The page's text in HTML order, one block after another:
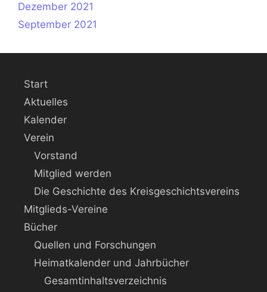
Dezember 2021
September 2021
Start
Aktuelles
Kalender
Verein
Vorstand
Mitglied werden
Die Geschichte des Kreisgeschichtsvereins
Mitglieds-Vereine
Bücher
Quellen und Forschungen
Heimatkalender und Jahrbücher
Gesamtinhaltsverzeichnis